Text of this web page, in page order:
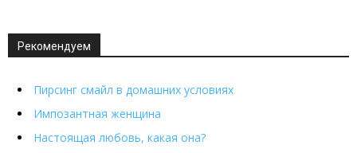
Рекомендуем
Пирсинг смайл в домашних условиях
Импозантная женщина
Настоящая любовь, какая она?